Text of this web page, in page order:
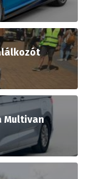
Multivan